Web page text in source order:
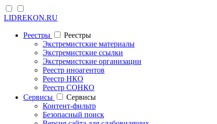
LIDREKON.RU
Реестры
Реестры
Экстремистские материалы
Экстремистские ссылки
Экстремистские организации
Реестр иноагентов
Реестр НКО
Реестр СОНКО
Cервисы
Cервисы
Контент-фильтр
Безопасный поиск